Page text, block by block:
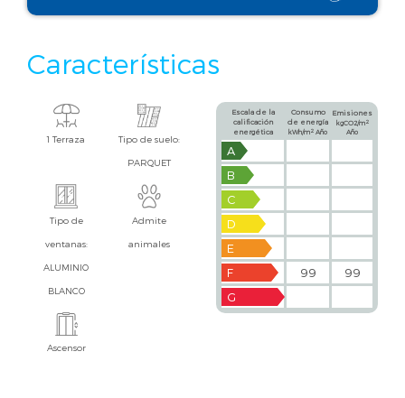
Características
1 Terraza Tipo de suelo:
PARQUET
Tipo de
ventanas:
ALUMINIO
BLANCO
Admite
animales
Ascensor
Escala de la
calificación
energética
Consumo
de energía
kWh/m2 Año
Emisiones
kgCO2/m2
Año
A
B
C
D
E
F
99
99
G